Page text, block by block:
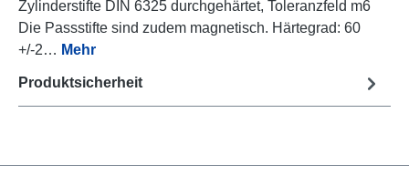
Zylinderstifte DIN 6325 durchgehärtet, Toleranzfeld m6
Die Passstifte sind zudem magnetisch. Härtegrad: 60
+/-2… Mehr
Produktsicherheit